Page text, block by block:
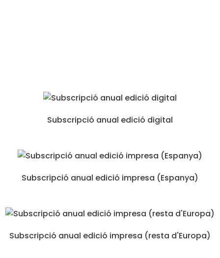
Subscripció anual edició digital
Subscripció anual edició impresa (Espanya)
Subscripció anual edició impresa (resta d'Europa)